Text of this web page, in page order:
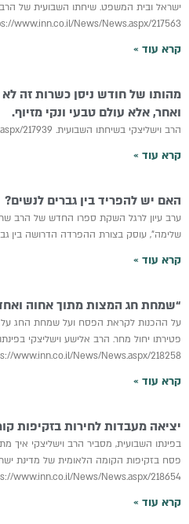
ישראל ובית המשפט. שיחתו השבועית של הרב
www.inn.co.il/News/News.aspx/217563
קרא עוד »
מהותו של חודש ניסן כשרות זה
ואחר, אלא עולם טבעי ונקי מזיוף.
הרב וישליצקי בשיחתו השבועית. https://www.inn.co.il/News/News.aspx/217939
קרא עוד »
האם יש להפריד בין גברים לנשים?
ערב עיון לרגל השקת ספרו החדש של הרב
שלימה”, עוסק בצורת ההפרדה הדרושה בין
קרא עוד »
“שמחת חג המצות מתוך אחוה
על ההכנות לקראת הפסח ועל שמחת החג על
פטירתו יחול מחר. הרב אלישע וישליצקי
www.inn.co.il/News/News.aspx/218258
קרא עוד »
יציאה מעבדות לחירות בזקיפות
בפינתו השבועית, מסביר הרב וישליצקי איך
פסח בזקיפות הקומה הלאומית של מדינת
www.inn.co.il/News/News.aspx/218654
קרא עוד »